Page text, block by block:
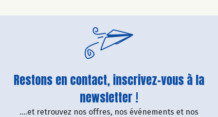
Restons en contact, inscrivez-vous à la
newsletter !
....et retrouvez nos offres, nos événements et nos